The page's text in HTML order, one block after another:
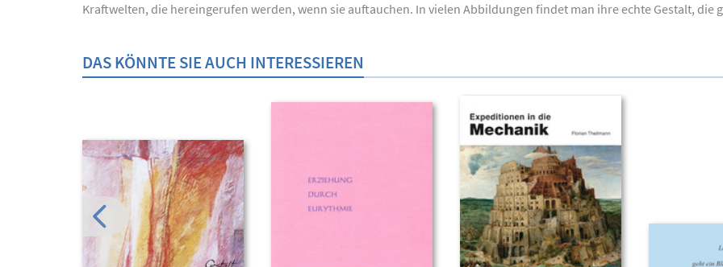
Kraftwelten, die hereingerufen werden, wenn sie auftauchen. In vielen Abbildungen findet man ihre echte Gestalt,
DAS KÖNNTE SIE AUCH INTERESSIEREN